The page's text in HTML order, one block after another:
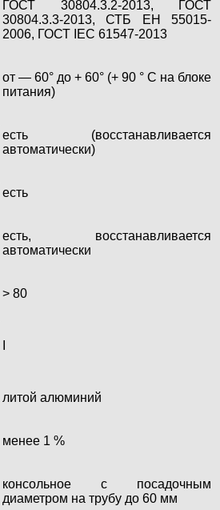
ГОСТ 30804.3.2-2013, ГОСТ
30804.3.3-2013, СТБ ЕН 55015-
2006, ГОСТ IEC 61547-2013
от — 60° до + 60° (+ 90 ° С на блоке
питания)
есть (восстанавливается
автоматически)
есть
есть, восстанавливается
автоматически
> 80
литой алюминий
менее 1 %
консольное с посадочным
диаметром на трубу до 60 мм